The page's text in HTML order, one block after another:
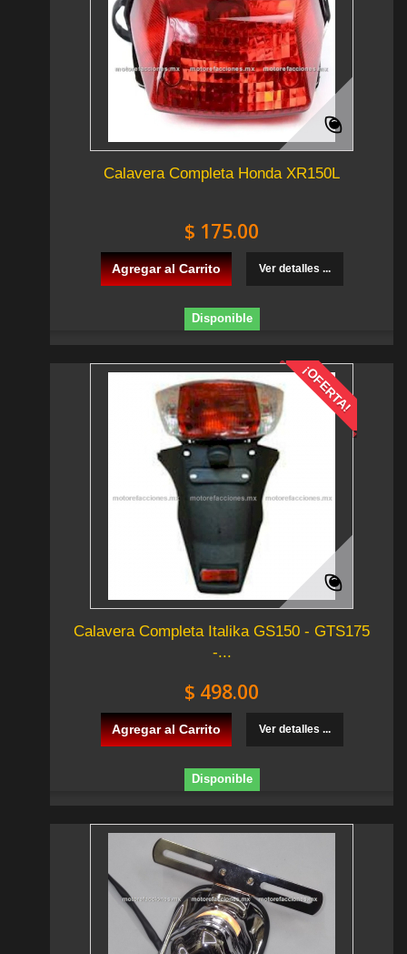
Calavera Completa Honda XR150L
$ 175.00
Agregar al Carrito Ver detalles ...
Disponible
¡OFERTA!
Calavera Completa Italika GS150 - GTS175
-...
$ 498.00
Agregar al Carrito Ver detalles ...
Disponible